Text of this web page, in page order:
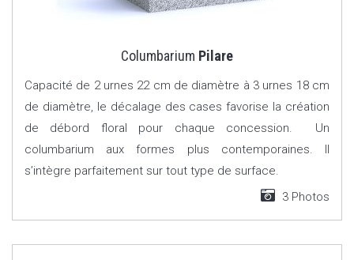
Columbarium Pilare
Capacité de 2 urnes 22 cm de diamètre à 3 urnes 18 cm
de diamètre, le décalage des cases favorise la création
de débord floral pour chaque concession. Un
columbarium aux formes plus contemporaines. Il
s’intègre parfaitement sur tout type de surface.
3 Photos